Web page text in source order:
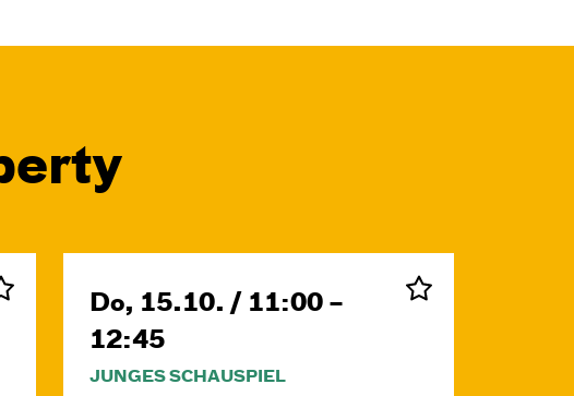
Do, 15.10. / 11:00 –
12:45
JUNGES SCHAUSPIEL